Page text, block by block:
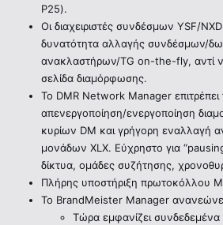
P25).
Οι διαχειριστές συνδέσμων YSF/
δυνατότητα αλλαγής συνδέσμων/
ανακλαστήρων/TG on-the-fly, αντί
σελίδα διαμόρφωσης.
Το DMR Network Manager
απενεργοποίηση/ενεργοποίηση
κυρίων DM και γρήγορη εναλλαγή
μονάδων XLX. Εύχρηστο για
δίκτυα, ομάδες συζήτησης,
Πλήρης υποστήριξη πρωτοκόλλου
Το BrandMeister Manager
Τώρα εμφανίζει